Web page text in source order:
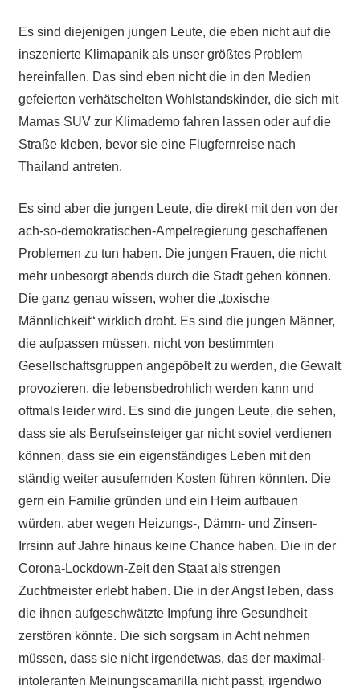
Es sind diejenigen jungen Leute, die eben nicht auf die
inszenierte Klimapanik als unser größtes Problem
hereinfallen. Das sind eben nicht die in den Medien
gefeierten verhätschelten Wohlstandskinder, die sich mit
Mamas SUV zur Klimademo fahren lassen oder auf die
Straße kleben, bevor sie eine Flugfernreise nach
Thailand antreten.
Es sind aber die jungen Leute, die direkt mit den von der
ach-so-demokratischen-Ampelregierung geschaffenen
Problemen zu tun haben. Die jungen Frauen, die nicht
mehr unbesorgt abends durch die Stadt gehen können.
Die ganz genau wissen, woher die „toxische
Männlichkeit“ wirklich droht. Es sind die jungen Männer,
die aufpassen müssen, nicht von bestimmten
Gesellschaftsgruppen angepöbelt zu werden, die Gewalt
provozieren, die lebensbedrohlich werden kann und
oftmals leider wird. Es sind die jungen Leute, die sehen,
dass sie als Berufseinsteiger gar nicht soviel verdienen
können, dass sie ein eigenständiges Leben mit den
ständig weiter ausufernden Kosten führen könnten. Die
gern ein Familie gründen und ein Heim aufbauen
würden, aber wegen Heizungs-, Dämm- und Zinsen-
Irrsinn auf Jahre hinaus keine Chance haben. Die in der
Corona-Lockdown-Zeit den Staat als strengen
Zuchtmeister erlebt haben. Die in der Angst leben, dass
die ihnen aufgeschwätzte Impfung ihre Gesundheit
zerstören könnte. Die sich sorgsam in Acht nehmen
müssen, dass sie nicht irgendetwas, das der maximal-
intoleranten Meinungscamarilla nicht passt, irgendwo